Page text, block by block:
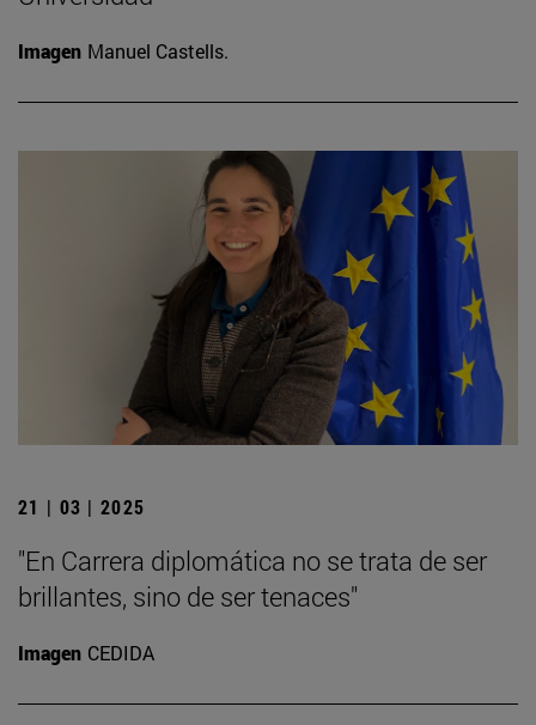
Imagen Manuel Castells.
21 | 03 | 2025
"En Carrera diplomática no se trata de ser
brillantes, sino de ser tenaces"
Imagen CEDIDA